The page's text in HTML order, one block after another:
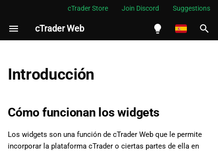
cTrader Store Join Discord Suggestions
cTrader Web
Melayu
I
i
l
Cómo funcionan los widgets
Introducción
Cómo funcionan los widgets
Los widgets son una función de cTrader Web que le permite
incorporar la plataforma cTrader o ciertas partes de ella en